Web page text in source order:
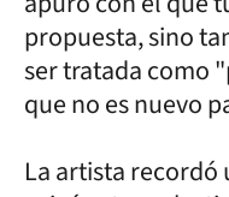
propuesta, sino
ser tratada como
que no es nuevo
La artista